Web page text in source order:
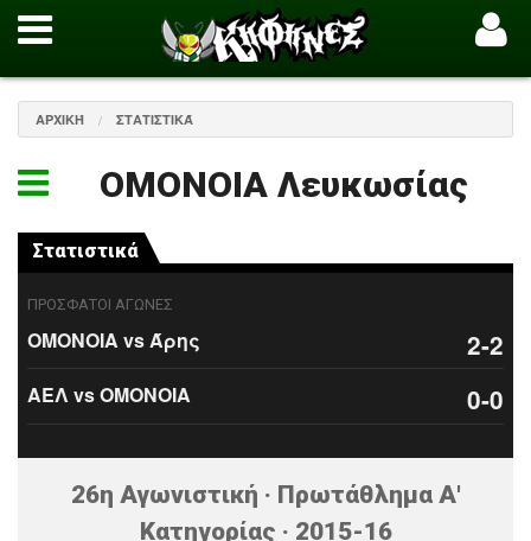
ΑΡΧΙΚΉ ΣΤΑΤΙΣΤΙΚΆ
ΟΜΟΝΟΙΑ Λευκωσίας
Στατιστικά
ΠΡΟΣΦΑΤΟΙ ΑΓΩΝΕΣ
ΟΜΟΝΟΙΑ vs Άρης 2-2
ΑΕΛ vs ΟΜΟΝΟΙΑ 0-0
26η Αγωνιστική · Πρωτάθλημα Α'
Κατηγορίας · 2015-16